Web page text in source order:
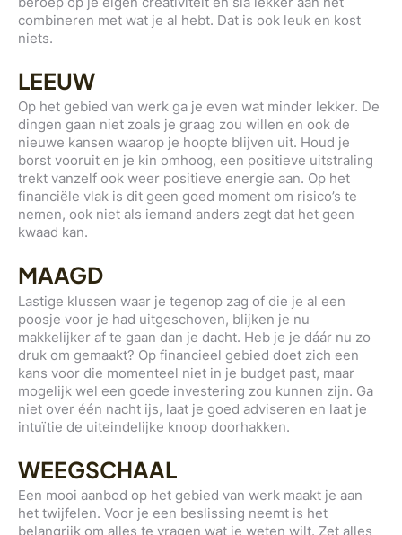
combineren met wat je al hebt. Dat is ook leuk en kost
niets.
LEEUW
Op het gebied van werk ga je even wat minder lekker. De
dingen gaan niet zoals je graag zou willen en ook de
nieuwe kansen waarop je hoopte blijven uit. Houd je
borst vooruit en je kin omhoog, een positieve uitstraling
trekt vanzelf ook weer positieve energie aan. Op het
financiële vlak is dit geen goed moment om risico’s te
nemen, ook niet als iemand anders zegt dat het geen
kwaad kan.
MAAGD
Lastige klussen waar je tegenop zag of die je al een
poosje voor je had uitgeschoven, blijken je nu
makkelijker af te gaan dan je dacht. Heb je je dáár nu zo
druk om gemaakt? Op financieel gebied doet zich een
kans voor die momenteel niet in je budget past, maar
mogelijk wel een goede investering zou kunnen zijn. Ga
niet over één nacht ijs, laat je goed adviseren en laat je
intuïtie de uiteindelijke knoop doorhakken.
WEEGSCHAAL
Een mooi aanbod op het gebied van werk maakt je aan
het twijfelen. Voor je een beslissing neemt is het
belangrijk om alles te vragen wat je weten wilt. Zet alles